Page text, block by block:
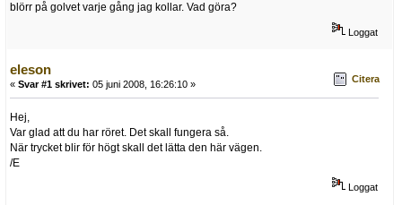
blörr på golvet varje gång jag kollar. Vad göra?
Loggat
eleson
« Svar #1 skrivet: 05 juni 2008, 16:26:10 » Citera
Hej,
Var glad att du har röret. Det skall fungera så.
När trycket blir för högt skall det lätta den här vägen.
/E
Loggat